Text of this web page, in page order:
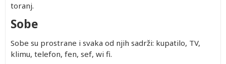
toranj.
Sobe
Sobe su prostrane i svaka od njih sadrži: kupatilo, TV,
klimu, telefon, fen, sef, wi fi.